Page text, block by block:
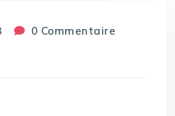
0 Commentaire